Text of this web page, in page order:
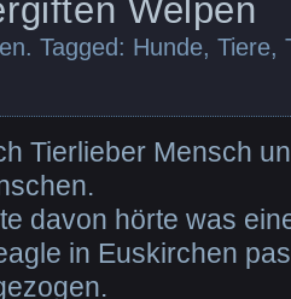
Welpen
. Tagged: Hunde, Tiere,
Tierlieber Mensch
davon hörte was
in Euskirchen